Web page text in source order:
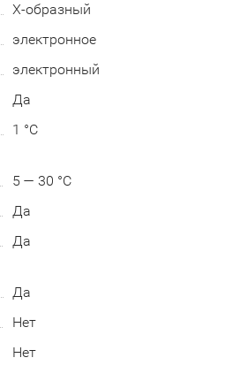
Х-образный
электронное
электронный
Да
1 °C
5 — 30 °C
Да
Да
Да
Нет
Нет